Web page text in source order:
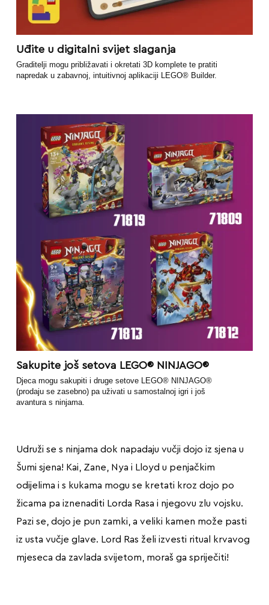
Uđite u digitalni svijet slaganja
Graditelji mogu približavati i okretati 3D komplete te pratiti
napredak u zabavnoj, intuitivnoj aplikaciji LEGO® Builder.
Sakupite još setova LEGO® NINJAGO®
Djeca mogu sakupiti i druge setove LEGO® NINJAGO®
(prodaju se zasebno) pa uživati u samostalnoj igri i još
avantura s ninjama.
Udruži se s ninjama dok napadaju vučji dojo iz sjena u
Šumi sjena! Kai, Zane, Nya i Lloyd u penjačkim
odijelima i s kukama mogu se kretati kroz dojo po
žicama pa iznenaditi Lorda Rasa i njegovu zlu vojsku.
Pazi se, dojo je pun zamki, a veliki kamen može pasti
iz usta vučje glave. Lord Ras želi izvesti ritual krvavog
mjeseca da zavlada svijetom, moraš ga spriječiti!